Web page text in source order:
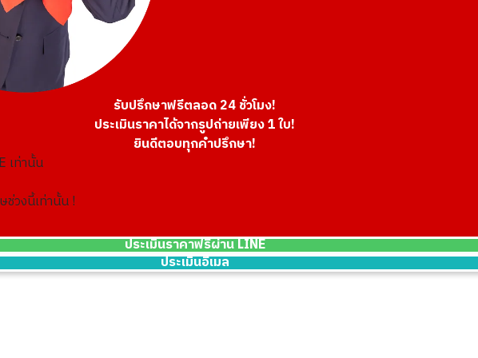
Azur Hampstead MM Tote Bag PVC White N51206
รับปรึกษาฟรีตลอด 24 ชั่วโมง!
ประเมินราคาได้จากรูปถ่ายเพียง 1 ใบ!
ยินดีตอบทุกคำปรึกษา!
เท่านั้น
ช่วงนี้เท่านั้น !
ประเมินราคาฟรีผ่าน LINE
ประเมินอีเมล